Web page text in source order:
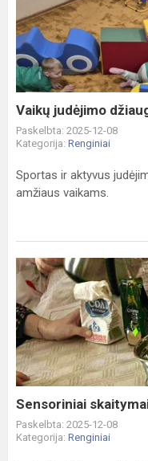
džiaugsmas
ir
kasdieninis
judrumas
Vaikų judėjimo
Paskelbta: 2025-12-08
Kategorija: Renginiai
Sportas ir aktyvus
amžiaus vaikams.
Sensoriniai
skaitymai
mažiesiems
Sensoriniai
Paskelbta: 2025-12-08
Kategorija: Renginiai